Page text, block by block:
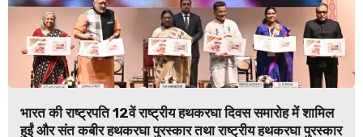
भारत की राष्ट्रपति 12वें राष्ट्रीय हथकरघा दिवस समारोह में शामिल
हुईं और संत कबीर हथकरघा पुरस्कार तथा राष्ट्रीय हथकरघा पुरस्कार